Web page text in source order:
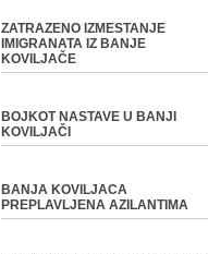
ZATRAZENO IZMESTANJE
IMIGRANATA IZ BANJE
KOVILJAČE
BOJKOT NASTAVE U BANJI
KOVILJAČI
BANJA KOVILJACA
PREPLAVLJENA AZILANTIMA